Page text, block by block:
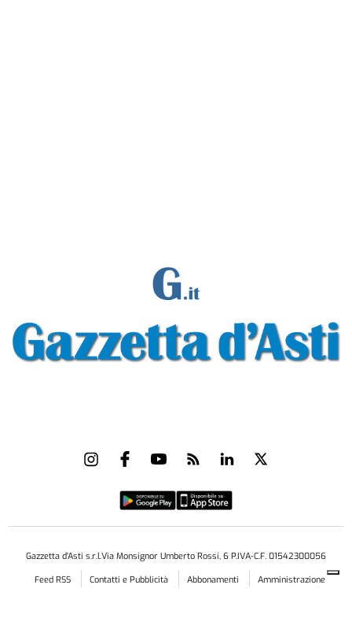
Gazzetta d'Asti s.r.l.Via Monsignor Umberto Rossi, 6 P.IVA-C.F. 01542300056
Feed RSS
Contatti e Pubblicità Abbonamenti
Amministrazione